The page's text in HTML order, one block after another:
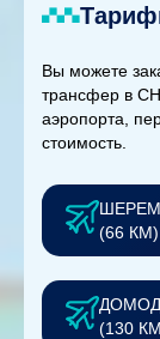
Вы можете
трансфер в
аэропорта,
стоимость.
(66 КМ)
(130